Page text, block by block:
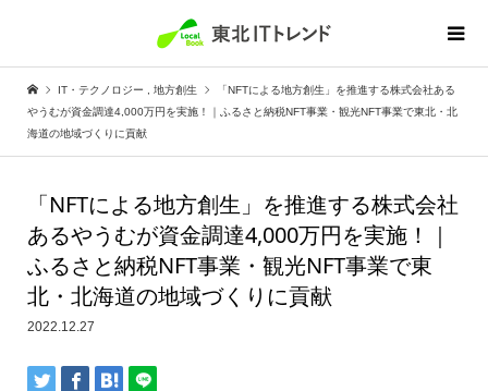
IT・テクノロジー 地方創生
「NFTによる地方創生」を推進する株式会社ある
やうむが資金調達4,000万円を実施！｜ふるさと納税NFT事業・観光NFT事業で東北・北
海道の地域づくりに貢献
「NFTによる地方創生」を推進する株式会社
あるやうむが資金調達4,000万円を実施！｜
ふるさと納税NFT事業・観光NFT事業で東
北・北海道の地域づくりに貢献
2022.12.27